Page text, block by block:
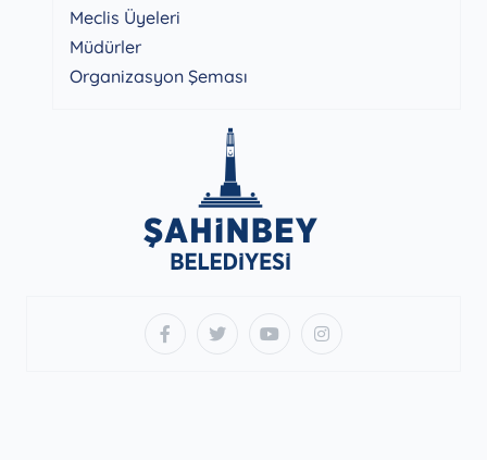
Meclis Üyeleri
Müdürler
Organizasyon Şeması